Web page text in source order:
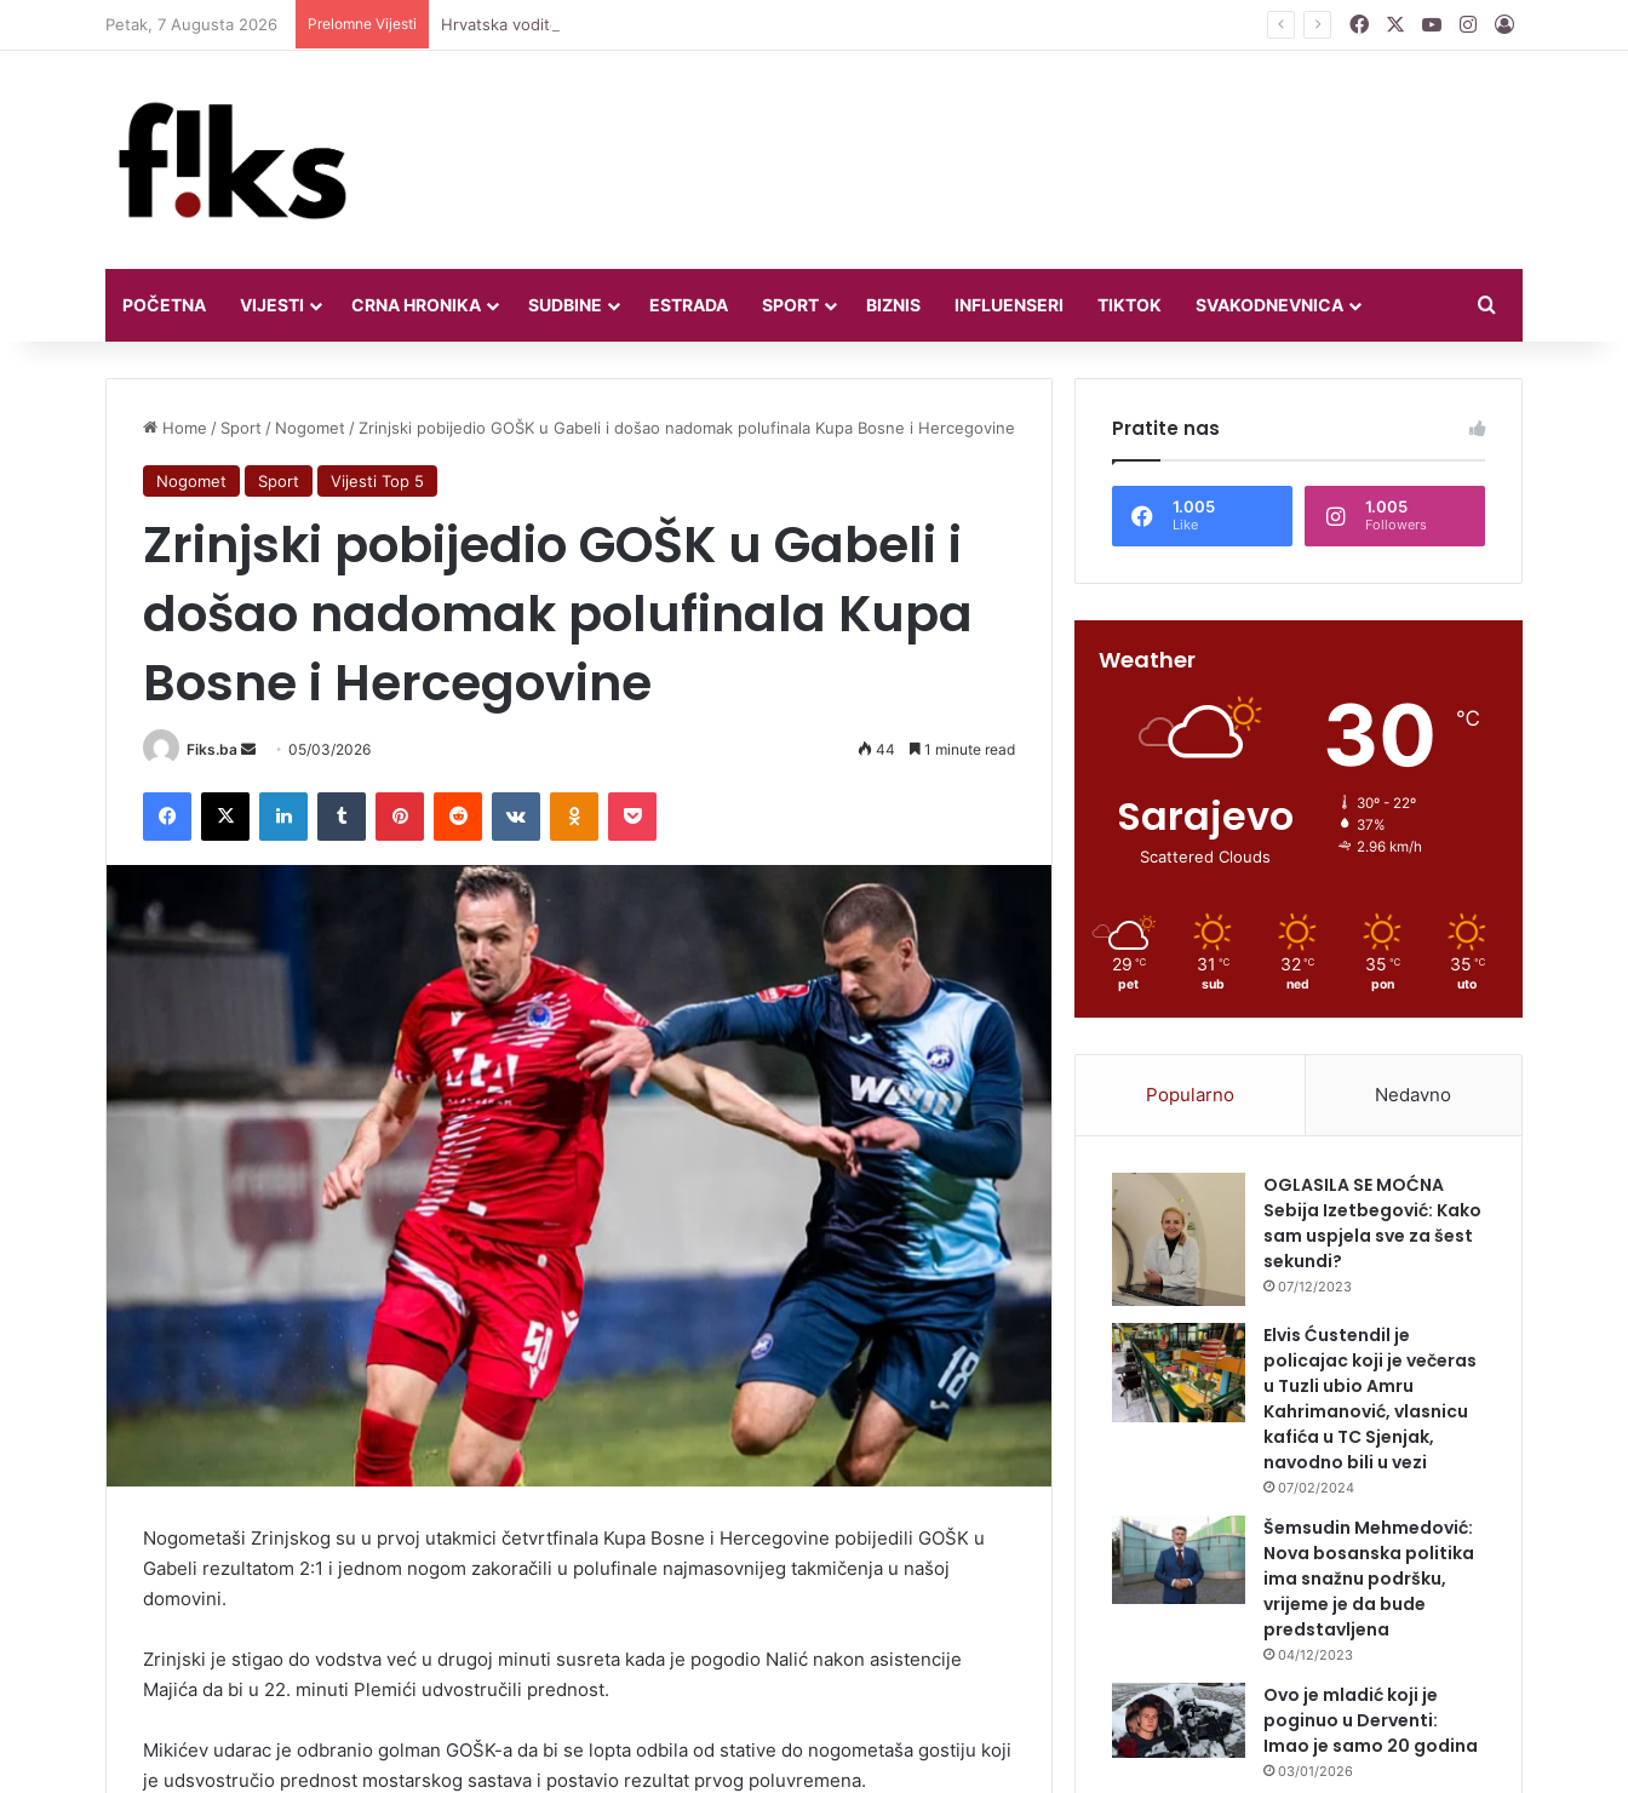
Petak, 7 Augusta 2026 Prelomne Vijesti Hrvatska voditeljica Valentina Miletić koju porede s Dilettom Leotom oduševila pozirajući u bikiniju FacebookYouTubeInstagram
Log In
POČETNA VIJESTI CRNA HRONIKA SUDBINE ESTRADA SPORT BIZNIS INFLUENSERI TIKTOK SVAKODNEVNICA
Home / Sport / Nogomet / Zrinjski pobijedio GOŠK u Gabeli i došao nadomak polufinala Kupa Bosne i Hercegovine
Nogomet Sport Vijesti Top 5
Zrinjski pobijedio GOŠK u Gabeli i
došao nadomak polufinala Kupa
Bosne i Hercegovine
Fiks.ba
Send
email
05/03/2026 44 1 minute read
Facebook
X LinkedInTumblr PinterestReddit VKontakteOdnoklassniki
Pocket
Nogometaši Zrinjskog su u prvoj utakmici četvrtfinala Kupa Bosne i Hercegovine pobijedili GOŠK u
Gabeli rezultatom 2:1 i jednom nogom zakoračili u polufinale najmasovnijeg takmičenja u našoj
domovini.
Zrinjski je stigao do vodstva već u drugoj minuti susreta kada je pogodio Nalić nakon asistencije
Majića da bi u 22. minuti Plemići udvostručili prednost.
Mikićev udarac je odbranio golman GOŠK-a da bi se lopta odbila od stative do nogometaša gostiju koji
je udsvostručio prednost mostarskog sastava i postavio rezultat prvog poluvremena.
Pratite nas
1.005
Like
1.005
Followers
Weather
Sarajevo
Scattered Clouds
30 ℃
30º - 22º
37%
2.96 km/h
29 ℃
pet
31 ℃
sub
32 ℃
ned
35 ℃
pon
35 ℃
uto
Popularno Nedavno
OGLASILA SE MOĆNA
Sebija Izetbegović: Kako
sam uspjela sve za šest
sekundi?
07/12/2023
Elvis Ćustendil je
policajac koji je večeras
u Tuzli ubio Amru
Kahrimanović, vlasnicu
kafića u TC Sjenjak,
navodno bili u vezi
07/02/2024
Šemsudin Mehmedović:
Nova bosanska politika
ima snažnu podršku,
vrijeme je da bude
predstavljena
04/12/2023
Ovo je mladić koji je
poginuo u Derventi:
Imao je samo 20 godina
03/01/2026